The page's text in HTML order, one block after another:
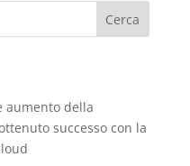
Cerca
aumento della
successo con la